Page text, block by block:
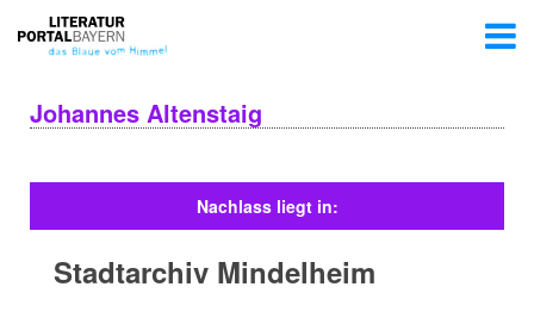
Johannes Altenstaig
Nachlass liegt in:
Stadtarchiv Mindelheim